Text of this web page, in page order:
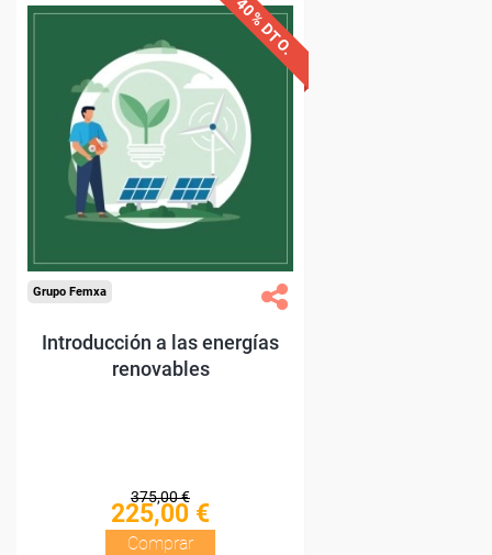
Descuentos especiales
Sin requisitos de acceso
Diploma.
Compra segura
40% DTO.
Grupo Femxa
Introducción a las energías
renovables
375,00 €
225,00 €
Comprar